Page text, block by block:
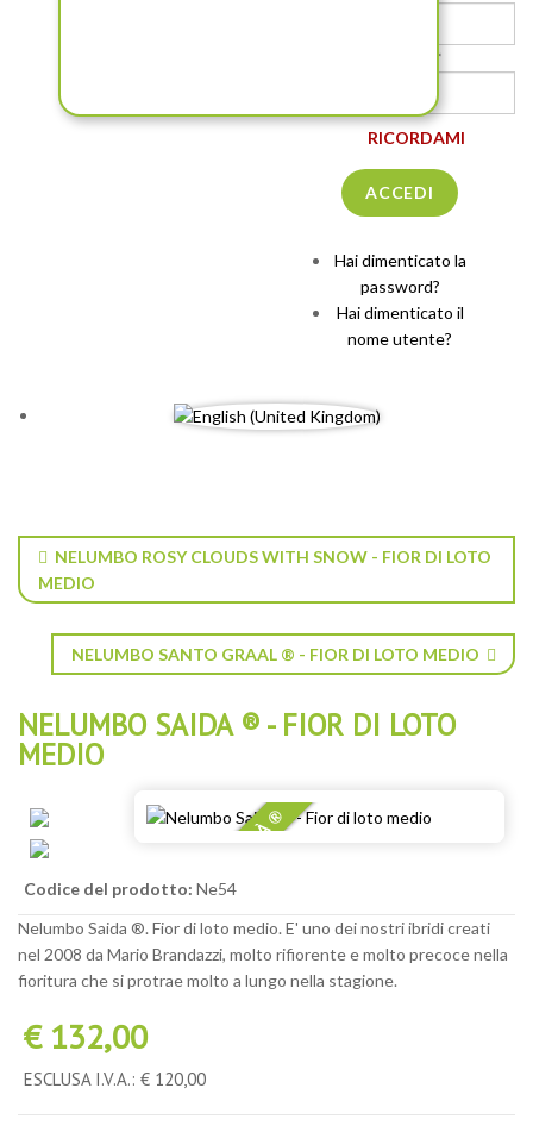
Password *
RICORDAMI
Hai dimenticato la
password?
Hai dimenticato il
nome utente?
NELUMBO ROSY CLOUDS WITH SNOW - FIOR DI LOTO
MEDIO
NELUMBO SANTO GRAAL ® - FIOR DI LOTO MEDIO
NELUMBO SAIDA ® - FIOR DI LOTO
MEDIO
NOSTRA VARIETÀ ®
Codice del prodotto: Ne54
Nelumbo Saida ®. Fior di loto medio. E' uno dei nostri ibridi creati
nel 2008 da Mario Brandazzi, molto rifiorente e molto precoce nella
fioritura che si protrae molto a lungo nella stagione.
€ 132,00
ESCLUSA I.V.A.: € 120,00